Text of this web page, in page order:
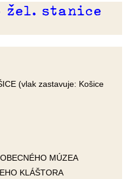
žel. stanice
(vlak zastavuje: Košice
MÚZEA
KLÁŠTORA